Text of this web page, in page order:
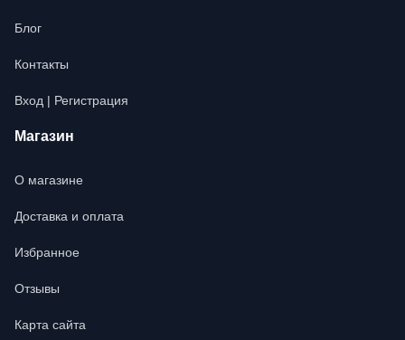
Блог
Контакты
Вход | Регистрация
Магазин
О магазине
Доставка и оплата
Избранное
Отзывы
Карта сайта